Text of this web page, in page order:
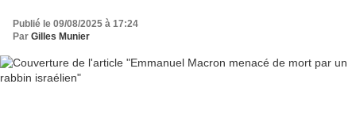
Publié le 09/08/2025 à 17:24
Par Gilles Munier